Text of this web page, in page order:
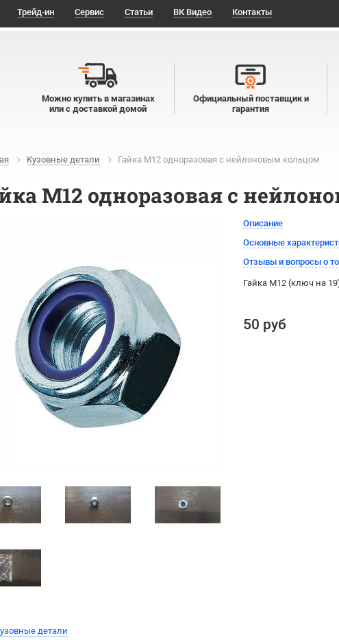
Трейд-ин Сервис Статьи ВК Видео Контакты
Можно купить в магазинах
или с доставкой домой
Официальный поставщик и
гарантия
Кузовные детали Гайка М12 одноразовая с нейлоновым кольцом
М12 одноразовая с
детали
Описание
Основные
Отзывы и вопросы о
Гайка М12 (ключ на
50 руб